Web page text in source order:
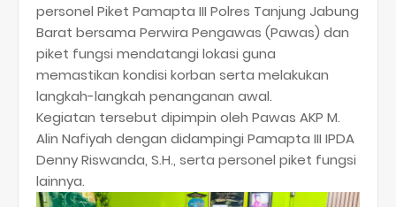
personel Piket Pamapta III Polres Tanjung Jabung
Barat bersama Perwira Pengawas (Pawas) dan
piket fungsi mendatangi lokasi guna
memastikan kondisi korban serta melakukan
langkah-langkah penanganan awal.
Kegiatan tersebut dipimpin oleh Pawas AKP M.
Alin Nafiyah dengan didampingi Pamapta III IPDA
Denny Riswanda, S.H., serta personel piket fungsi
lainnya.